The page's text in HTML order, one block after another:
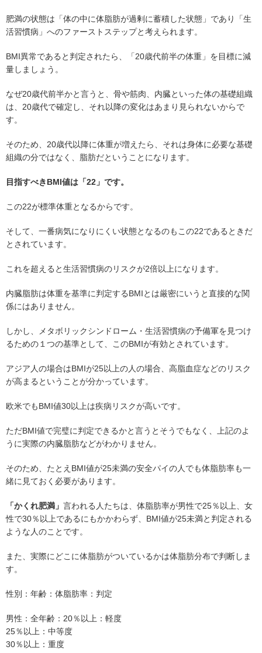
肥満の状態は「体の中に体脂肪が過剰に蓄積した状態」であり「生
活習慣病」へのファーストステップと考えられます。
BMI異常であると判定されたら、「20歳代前半の体重」を目標に減
量しましょう。
なぜ20歳代前半かと言うと、骨や筋肉、内臓といった体の基礎組織
は、20歳代で確定し、それ以降の変化はあまり見られないからで
す。
そのため、20歳代以降に体重が増えたら、それは身体に必要な基礎
組織の分ではなく、脂肪だということになります。
目指すべきBMI値は「22」です。
この22が標準体重となるからです。
そして、一番病気になりにくい状態となるのもこの22であるときだ
とされています。
これを超えると生活習慣病のリスクが2倍以上になります。
内臓脂肪は体重を基準に判定するBMIとは厳密にいうと直接的な関
係にはありません。
しかし、メタボリックシンドローム・生活習慣病の予備軍を見つけ
るための１つの基準として、このBMIが有効とされています。
アジア人の場合はBMIが25以上の人の場合、高脂血症などのリスク
が高まるということが分かっています。
欧米でもBMI値30以上は疾病リスクが高いです。
ただBMI値で完璧に判定できるかと言うとそうでもなく、上記のよ
うに実際の内臓脂肪などがわかりません。
そのため、たとえBMI値が25未満の安全パイの人でも体脂肪率も一
緒に見ておく必要があります。
「かくれ肥満」 言われる人たちは、体脂肪率が男性で25％以上、女
性で30％以上であるにもかかわらず、BMI値が25未満と判定される
ような人のことです。
また、実際にどこに体脂肪がついているかは体脂肪分布で判断しま
す。
性別：年齢：体脂肪率：判定
男性：全年齢：20％以上：軽度
25％以上：中等度
30％以上：重度